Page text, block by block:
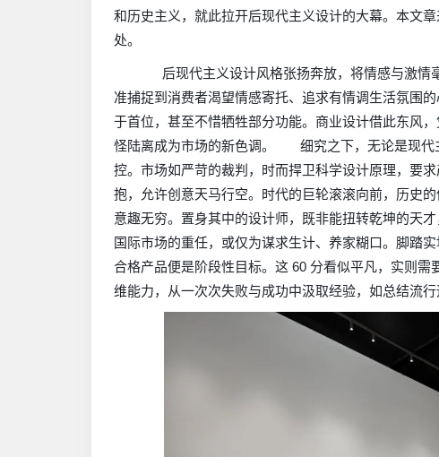
和历史主义，就此拉开后现代主义设计的大幕。 本文
处。
后现代主义设计风格张扬奔放，将情感与激情
准捕捉到消费者渴望情感寄托、追求有情调生活氛围
于首位，甚至不惜牺牲部分功能。商业设计借此东风
怪陆离成为市场的新色调。 细究之下，无论是现代
控。市场如严苛的裁判，时而捍卫科学设计原理，要
抱，允许创意天马行空。时代的巨轮滚滚向前，历史
意趣无穷。置身其中的设计师，既非能扭转乾坤的天
国际市场的重任，或仅为谋求生计、养家糊口。脚踏
合格产品便是阶段性目标。这 60 分看似平凡，实则
维能力，从一次次失败与成功中汲取经验，如总结流